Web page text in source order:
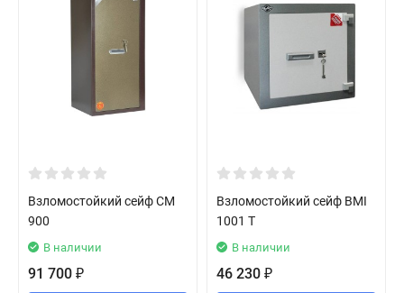
Взломостойкий сейф СМ
900
В наличии
91 700 ₽
Взломостойкий сейф BMI
1001 T
В наличии
46 230 ₽